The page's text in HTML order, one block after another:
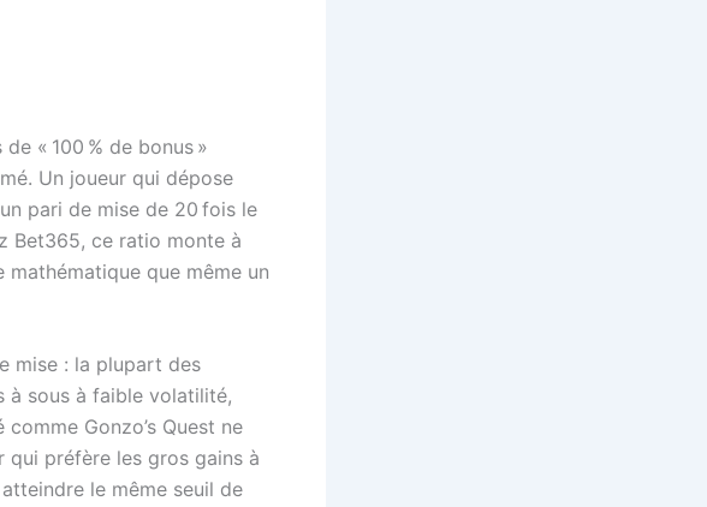
« 100 % de bonus »
Un joueur qui dépose
pari de mise de 20 fois le
Bet365, ce ratio monte à
que même un
mise : la plupart des
à sous à faible volatilité,
Gonzo’s Quest ne
qui préfère les gros gains à
le même seuil de